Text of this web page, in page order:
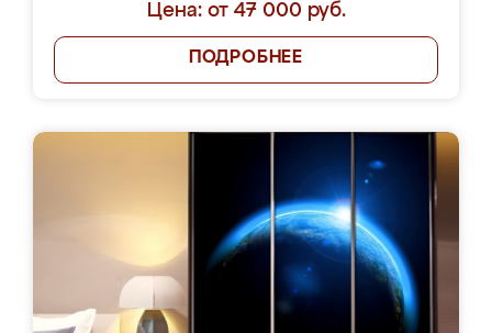
Цена: от 47 000 руб.
ПОДРОБНЕЕ